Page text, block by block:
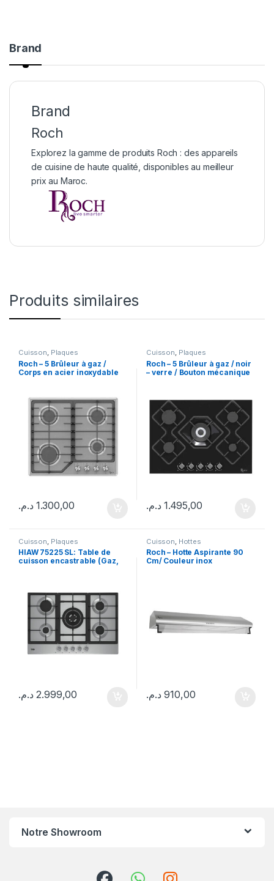
Brand
Brand
Roch
Explorez la gamme de produits Roch : des appareils
de cuisine de haute qualité, disponibles au meilleur
prix au Maroc.
Produits similaires
Cuisson, Plaques
Roch – 5 Brûleur à gaz /
Corps en acier inoxydable
1.300,00 د.م.
Cuisson, Plaques
Roch – 5 Brûleur à gaz / noir
– verre / Bouton mécanique
1.495,00 د.م.
Cuisson Plaques
HIAW 75225 SL: Table de
cuisson encastrable (Gaz,
2.999,00 د.م.
Cuisson Hottes
Roch – Hotte Aspirante 90
Cm/ Couleur inox
910,00 د.م.
Notre Showroom